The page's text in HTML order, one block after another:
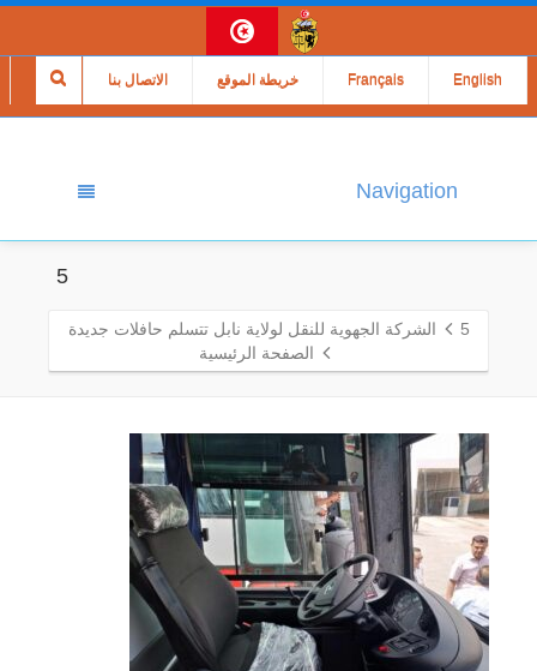
الاتصال بنا خريطة الموقع Français English
Navigation
5
5
الشركة الجهوية للنقل لولاية نابل تتسلم حافلات جديدة
الصفحة الرئيسية